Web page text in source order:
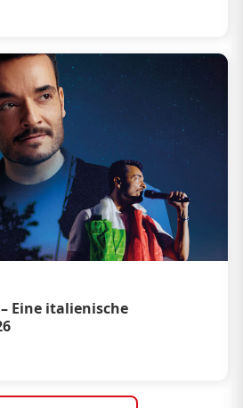
Eine italienische